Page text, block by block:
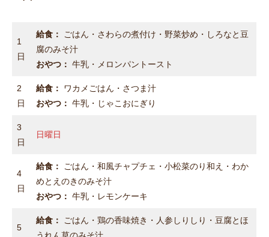
1
日
給食：
ごはん・さわらの煮付け・野菜炒め・しろなと豆
腐のみそ汁
おやつ： 牛乳・メロンパントースト
2
日
給食：
ワカメごはん・さつま汁
おやつ： 牛乳・じゃこおにぎり
3
日
日曜日
4
日
給食：
ごはん・和風チャプチェ・小松菜のり和え・わか
めとえのきのみそ汁
おやつ： 牛乳・レモンケーキ
5
給食：
ごはん・鶏の香味焼き・人参しりしり・豆腐とほ
うれん草のみそ汁